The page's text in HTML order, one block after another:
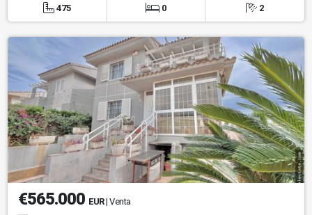
475 0 2
€565.000 EUR| Venta